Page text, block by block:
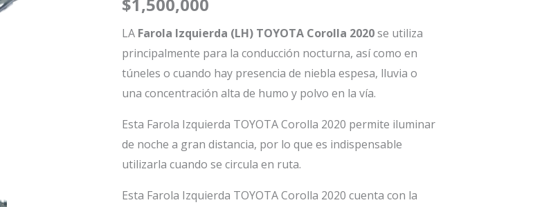
$1,500,000
LA Farola Izquierda (LH) TOYOTA Corolla 2020se utiliza
principalmente para la conducción nocturna, así como en
túneles o cuando hay presencia de niebla espesa, lluvia o
una concentración alta de humo y polvo en la vía.
Esta Farola Izquierda TOYOTA Corolla 2020 permite iluminar
de noche a gran distancia, por lo que es indispensable
utilizarla cuando se circula en ruta.
Esta Farola Izquierda TOYOTA Corolla 2020 cuenta con la
Corolla
2020
cantidad